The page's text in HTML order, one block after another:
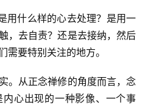
用什么样的心去处理？是用一
，去自责？还是去接纳，然后
需要特别关注的地方。
。从正念禅修的角度而言，念
心出现的一种影像、一个事